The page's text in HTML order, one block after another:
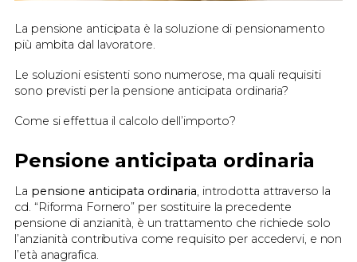
La pensione anticipata è la soluzione di pensionamento
più ambita dal lavoratore.
Le soluzioni esistenti sono numerose, ma quali requisiti
sono previsti per la pensione anticipata ordinaria?
Come si effettua il calcolo dell’importo?
Pensione anticipata ordinaria
La pensione anticipata ordinaria, introdotta attraverso la
cd. “Riforma Fornero” per sostituire la precedente
pensione di anzianità, è un trattamento che richiede solo
l’anzianità contributiva come requisito per accedervi, e non
l’età anagrafica.